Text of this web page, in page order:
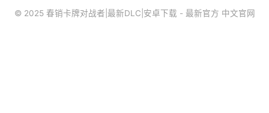
© 2025 春销卡牌对战者|最新DLC|安卓下载 - 最新官方 中文官网